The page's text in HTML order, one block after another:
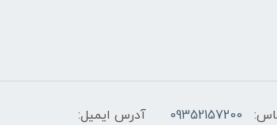
09352157200 آدرس ایمیل: